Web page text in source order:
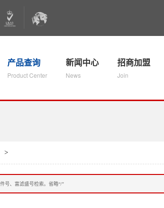
产品查询
Product Center
新闻中心
News
招商加盟
Join
>